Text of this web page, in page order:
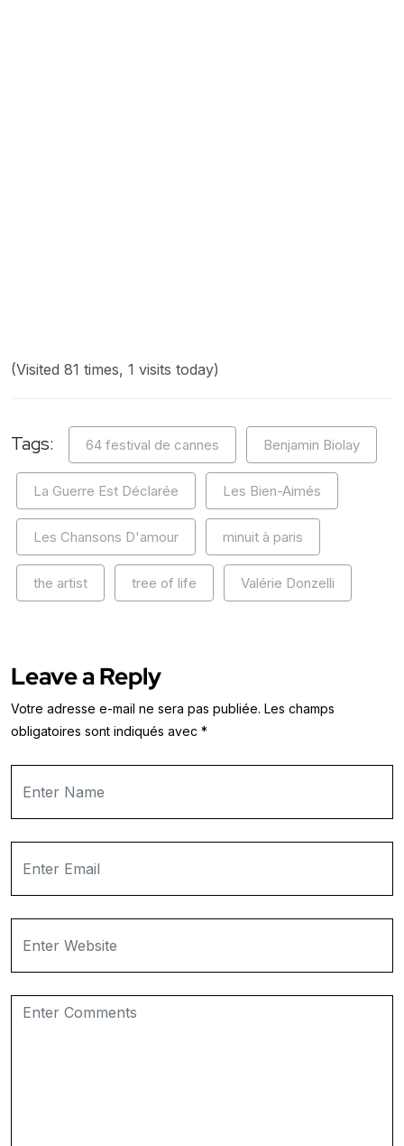
(Visited 81 times, 1 visits today)
Tags: 64 festival de cannes Benjamin Biolay
La Guerre Est Déclarée Les Bien-Aimés
Les Chansons D'amour minuit à paris
the artist tree of life Valérie Donzelli
Leave a Reply
Votre adresse e-mail ne sera pas publiée. Les champs
obligatoires sont indiqués avec *